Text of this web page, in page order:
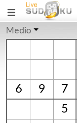
Medio
6
9 7
5